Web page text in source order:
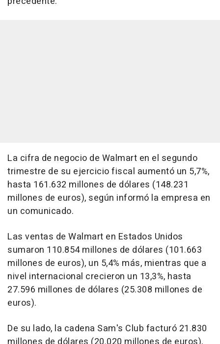
La cifra de negocio de Walmart en el segundo
trimestre de su ejercicio fiscal aumentó un 5,7%,
hasta 161.632 millones de dólares (148.231
millones de euros), según informó la empresa en
un comunicado.
Las ventas de Walmart en Estados Unidos
sumaron 110.854 millones de dólares (101.663
millones de euros), un 5,4% más, mientras que a
nivel internacional crecieron un 13,3%, hasta
27.596 millones de dólares (25.308 millones de
euros).
De su lado, la cadena Sam's Club facturó 21.830